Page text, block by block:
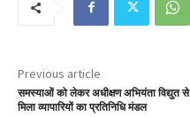
Previous article
समस्याओं को लेकर अधीक्षण अभियंता विद्युत से
मिला व्यापारियों का प्रतिनिधि मंडल